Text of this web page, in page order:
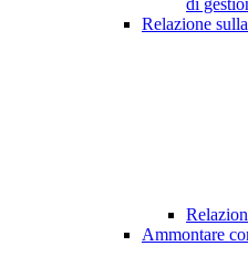
di
Relazione
Ammontare